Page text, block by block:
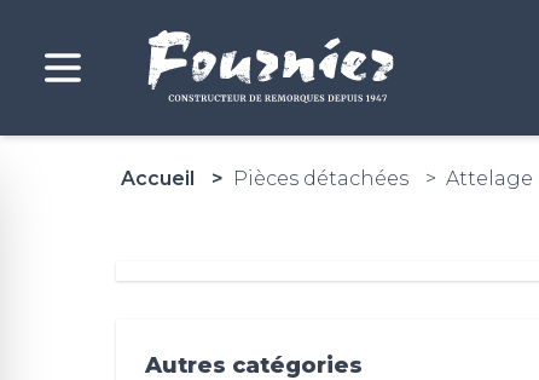
Accueil Pièces détachées Attelage
Autres catégories